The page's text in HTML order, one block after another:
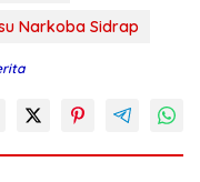
Narkoba Sidrap